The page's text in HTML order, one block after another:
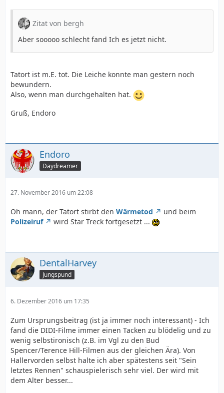
Zitat von bergh
Aber sooooo schlecht fand Ich es jetzt nicht.
Tatort ist m.E. tot. Die Leiche konnte man gestern noch
bewundern.
Also, wenn man durchgehalten hat.
Gruß, Endoro
Endoro
Daydreamer
27. November 2016 um 22:08
Oh mann, der Tatort stirbt den Wärmetod
und beim
Polizeiruf
wird Star Treck fortgesetzt ...
DentalHarvey
Jungspund
6. Dezember 2016 um 17:35
Zum Ursprungsbeitrag (ist ja immer noch interessant) - Ich
fand die DIDI-Filme immer einen Tacken zu blödelig und zu
wenig selbstironisch (z.B. im Vgl zu den Bud
Spencer/Terence Hill-Filmen aus der gleichen Ära). Von
Hallervorden selbst halte ich aber spätestens seit "Sein
letztes Rennen" schauspielerisch sehr viel. Der wird mit
dem Alter besser...